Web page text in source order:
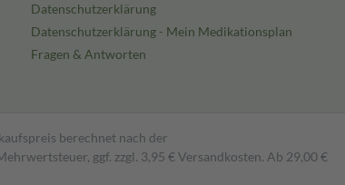
Datenschutzerklärung
Datenschutzerklärung - Mein Medikationsplan
Fragen & Antworten
berechnet nach der
ggf. zzgl. 3,95 € Versandkosten. Ab 29,00 €